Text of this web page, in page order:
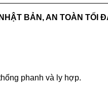
BẢN, AN TOÀN TỐI
phanh và ly hợp.